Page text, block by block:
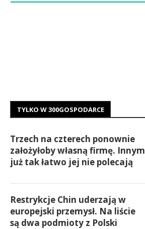
TYLKO W 300GOSPODARCE
Trzech na czterech ponownie
założyłoby własną firmę. Innym
już tak łatwo jej nie polecają
Restrykcje Chin uderzają w
europejski przemysł. Na liście
są dwa podmioty z Polski